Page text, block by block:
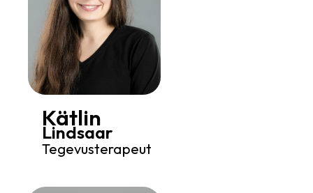
Kätlin
Lindsaar
Tegevusterapeut